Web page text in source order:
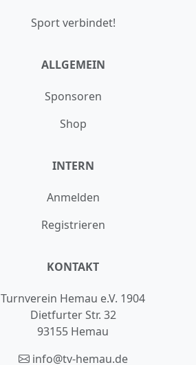
Sport verbindet!
ALLGEMEIN
Sponsoren
Shop
INTERN
Anmelden
Registrieren
KONTAKT
Turnverein Hemau e.V. 1904
Dietfurter Str. 32
93155 Hemau
info@tv-hemau.de